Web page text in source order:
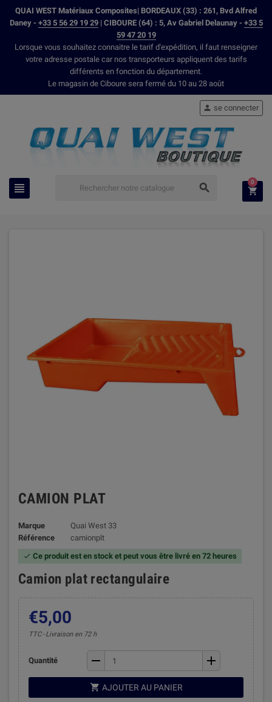
QUAI WEST Matériaux Composites| BORDEAUX (33) : 261, Bvd Alfred
Daney - +33 5 56 29 19 29| CIBOURE (64) : 5, Av Gabriel Delaunay - +33 5
59 47 20 19
Lorsque vous souhaitez connaitre le tarif d'expédition, il faut renseigner
votre adresse postale car nos transporteurs appliquent des tarifs
différents en fonction du département.
Le magasin de Ciboure sera fermé du 10 au 28 août
 
 se connecter

0
CAMION PLAT
Marque
Quai West 33
Référence
camionplt
 Ce produit est en stock et peut vous être livré en 72 heures
Camion plat rectangulaire
€5,00
TTC Livraison en 72 h
Quantité remove add
 AJOUTER AU PANIER